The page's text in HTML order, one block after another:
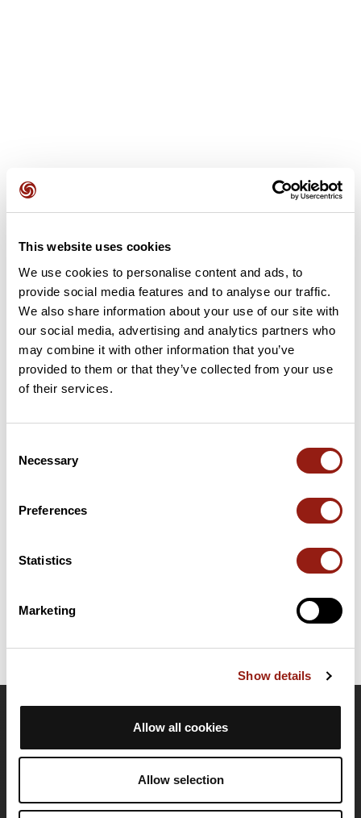
This website uses cookies
We use cookies to personalise content and ads, to
provide social media features and to analyse our traffic.
We also share information about your use of our site with
our social media, advertising and analytics partners who
may combine it with other information that you’ve
provided to them or that they’ve collected from your use
of their services.
Selection
Necessary
Preferences
Statistics
Marketing
Show details
Allow all cookies
Allow selection
Opiniones de los usuarios
Este recorrido aún no contiene opiniones. ¿Ya lo has
completado? ¡Deja la primera opinión!
Resumen
Presenta un desnivel acumulado de más de 240m. Calcula unas
Fecha de creación del recorrido: 17 de agosto de 2015 21:11:27.
Equipo